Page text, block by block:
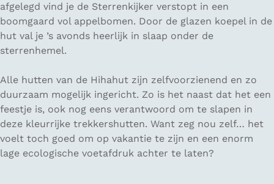
afgelegd vind je de Sterrenkijker verstopt in een
boomgaard vol appelbomen. Door de glazen koepel in de
hut val je ’s avonds heerlijk in slaap onder de
sterrenhemel.
Alle hutten van de Hihahut zijn zelfvoorzienend en zo
duurzaam mogelijk ingericht. Zo is het naast dat het een
feestje is, ook nog eens verantwoord om te slapen in
deze kleurrijke trekkershutten. Want zeg nou zelf… het
voelt toch goed om op vakantie te zijn en een enorm
lage ecologische voetafdruk achter te laten?